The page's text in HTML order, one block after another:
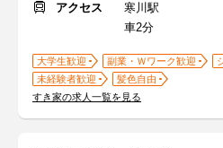
アクセス
寒川駅
車2分
大学生歓迎 副業・Ｗワーク歓迎
未経験者歓迎
髪色自由
すき家の求人一覧を見る